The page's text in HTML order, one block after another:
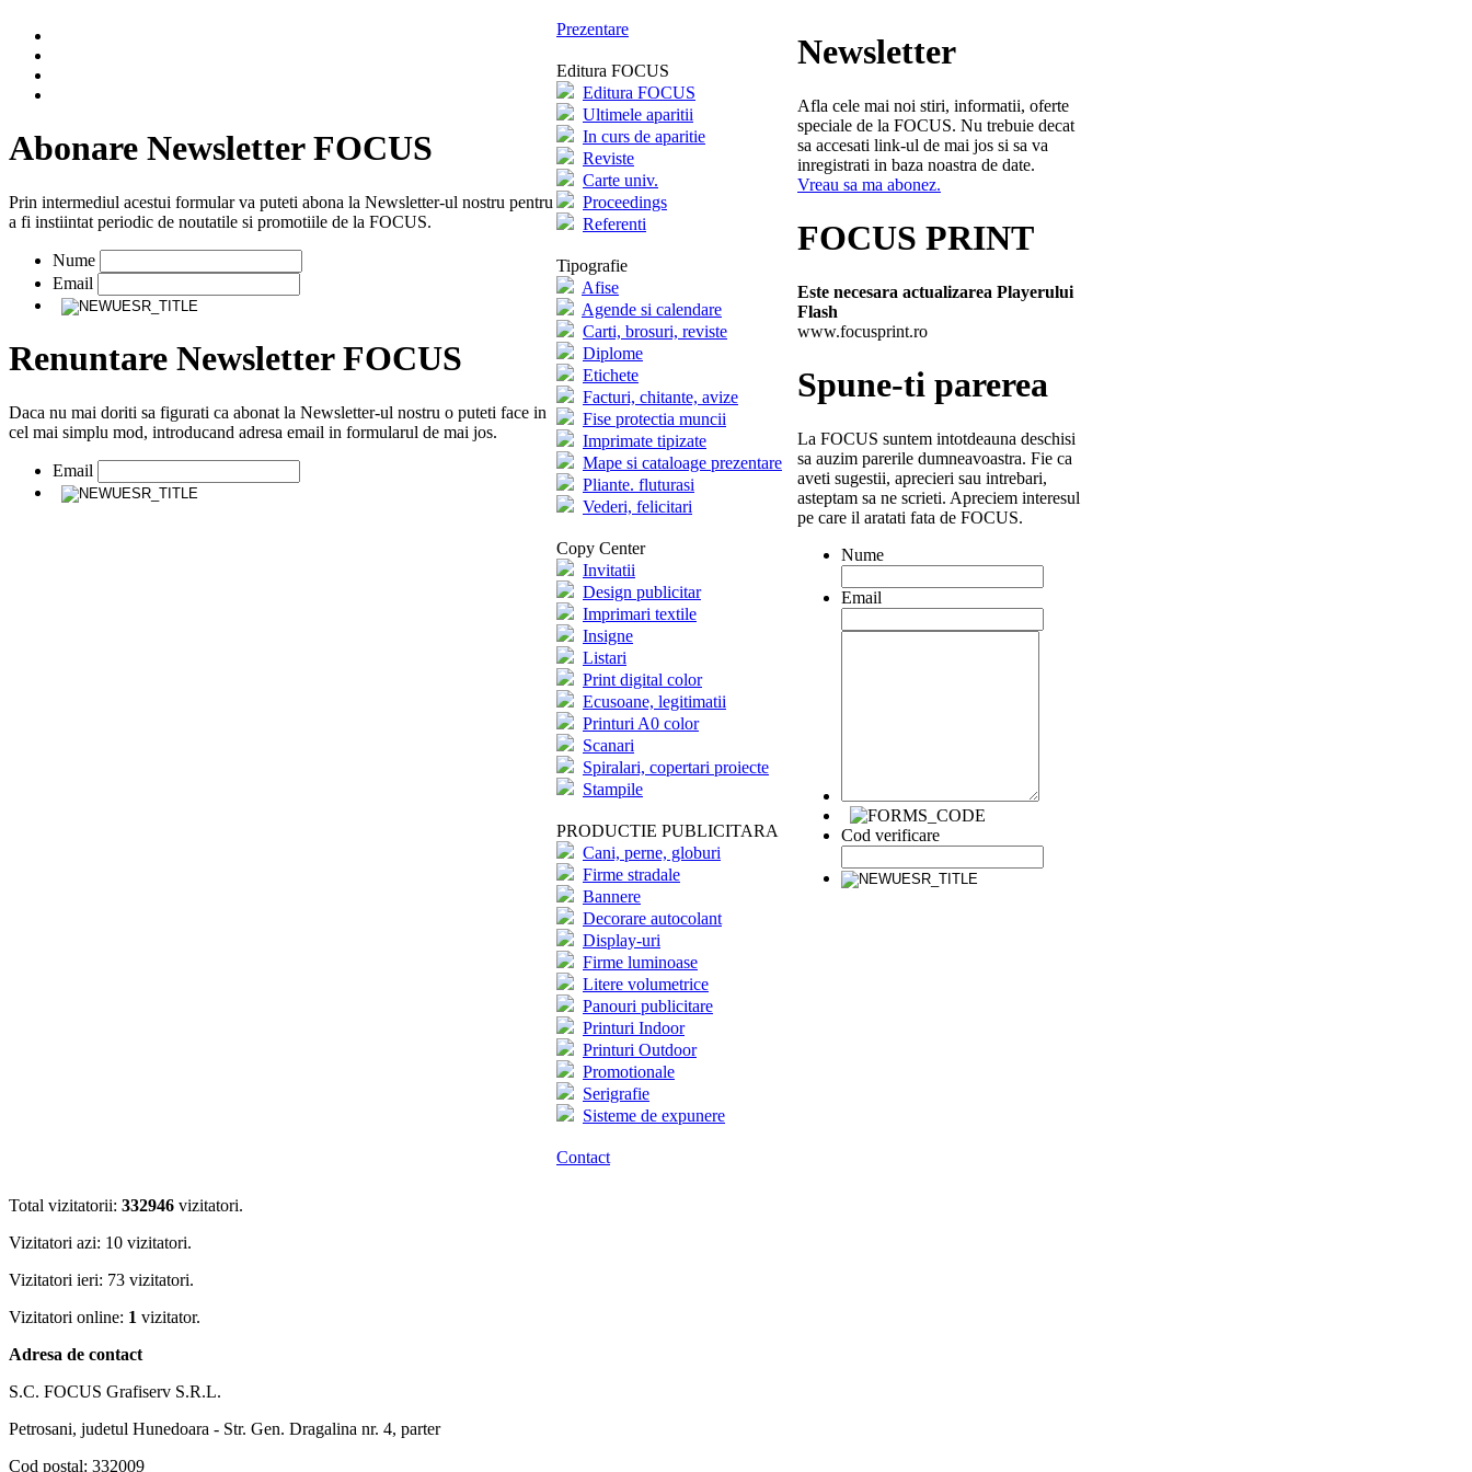
Abonare Newsletter FOCUS
Prin intermediul acestui formular va puteti abona la Newsletter-ul nostru pentru
a fi instiintat periodic de noutatile si promotiile de la FOCUS.
Nume
Email
Renuntare Newsletter FOCUS
Daca nu mai doriti sa figurati ca abonat la Newsletter-ul nostru o puteti face in
cel mai simplu mod, introducand adresa email in formularul de mai jos.
Email
Prezentare
Editura FOCUS
Editura FOCUS
Ultimele aparitii
In curs de aparitie
Reviste
Carte univ.
Proceedings
Referenti
Tipografie
Afise
Agende si calendare
Carti, brosuri, reviste
Diplome
Etichete
Facturi, chitante, avize
Fise protectia muncii
Imprimate tipizate
Mape si cataloage prezentare
Pliante. fluturasi
Vederi, felicitari
Copy Center
Invitatii
Design publicitar
Imprimari textile
Insigne
Listari
Print digital color
Ecusoane, legitimatii
Printuri A0 color
Scanari
Spiralari, copertari proiecte
Stampile
PRODUCTIE PUBLICITARA
Cani, perne, globuri
Firme stradale
Bannere
Decorare autocolant
Display-uri
Firme luminoase
Litere volumetrice
Panouri publicitare
Printuri Indoor
Printuri Outdoor
Promotionale
Serigrafie
Sisteme de expunere
Contact
Newsletter
Afla cele mai noi stiri, informatii, oferte
speciale de la FOCUS. Nu trebuie decat
sa accesati link-ul de mai jos si sa va
inregistrati in baza noastra de date.
Vreau sa ma abonez.
FOCUS PRINT
Este necesara actualizarea Playerului
Flash
www.focusprint.ro
Spune-ti parerea
La FOCUS suntem intotdeauna deschisi
sa auzim parerile dumneavoastra. Fie ca
aveti sugestii, aprecieri sau intrebari,
asteptam sa ne scrieti. Apreciem interesul
pe care il aratati fata de FOCUS.
Nume
Email
Cod verificare
Total vizitatorii: 332946 vizitatori.
Vizitatori azi: 10 vizitatori.
Vizitatori ieri: 73 vizitatori.
Vizitatori online: 1 vizitator.
Adresa de contact
S.C. FOCUS Grafiserv S.R.L.
Petrosani, judetul Hunedoara - Str. Gen. Dragalina nr. 4, parter
Cod postal: 332009